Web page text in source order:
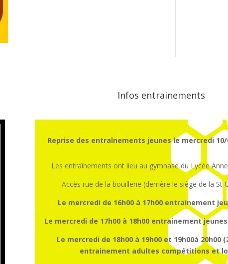
Infos entrainements
Reprise des entraînements jeunes le mercredi 10/
Les entraînements ont lieu au gymnase du Lycée
Accès rue de la bouillerie (derrière le siège de la St
Le mercredi de 16h00 à 17h00 entrainement
Le mercredi de 17h00 à 18h00 entrainement jeunes
Le mercredi de 18h00 à 19h00 et 19h00à 20h00
entrainement adultes compétitions et